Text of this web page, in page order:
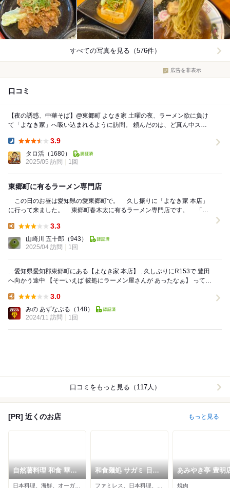
すべての写真を見る（576件）
広告を非表示
口コミ
【夜の誘惑、中華そば】@東郷町 よなき家 土曜の夜、ラーメン欲に負け
て「よなき家」へ吸い込まれるように訪問。 頼んだのは、ど真ん中スト
3.9
タロ活 （1680）
2025/05 訪問
1回
東郷町に有るラーメン専門店
この日のお昼は愛知県の愛東郷町で。 久し振りに「よなき家 本店」
に行って来ました。 東郷町春木太に有るラーメン専門店です。 「よ
3.3
山崎川 五十郎 （943）
2025/04 訪問
1回
. . 愛知県愛知郡東郷町にある【よなき家 本店】 . 久しぶりにR153で 豊田
へ向かう途中 【そーいえば 彼処にラーメン屋さんが あったなぁ】 って
3.0
みの あずなぶる （148）
2024/11 訪問
1回
口コミをもっと見る（117人）
[PR] 近くのお店 もっと見る
自然薯料理 和食 華花
長久手本店
和食麺処 サガミ 日進
店
あみやき亭 豊明
焼肉